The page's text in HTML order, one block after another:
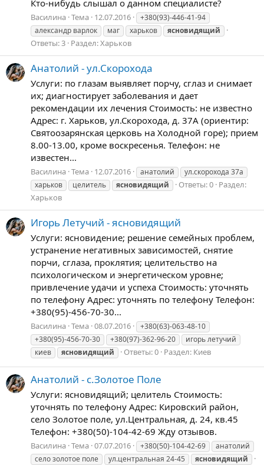
Кто-нибудь слышал о данном специалисте?
Василина Тема 12.07.2016
+380(93)-446-41-94
александр варлок
маг харьков ясновидящий
Ответы: 3 Раздел:Харьков
Анатолий - ул.Скорохода
Услуги: по глазам выявляет порчу, сглаз и снимает
их; диагностирует заболевания и дает
рекомендации их лечения Стоимость: не известно
Адрес: г. Харьков, ул.Скорохода, д. 37А (ориентир:
Святоозарянская церковь на Холодной горе); прием
8.00-13.00, кроме воскресенья. Телефон: не
известен...
Василина Тема 12.07.2016 анатолий
ул.скорохода 37а
харьков
целитель ясновидящий Ответы: 0 Раздел:
Харьков
Игорь Летучий - ясновидящий
Услуги: ясновидение; решение семейных проблем,
устранение негативных зависимостей, снятие
порчи, сглаза, проклятия; целительство на
психологическом и энергетическом уровне;
привлечение удачи и успеха Стоимость: уточнять
по телефону Адрес: уточнять по телефону Телефон:
+380(95)-456-70-30...
Василина Тема 08.07.2016
+380(63)-063-48-10
+380(95)-456-70-30
+380(97)-362-96-20
игорь летучий
киев
ясновидящий Ответы: 0 Раздел: Киев
Анатолий - с.Золотое Поле
Услуги: ясновидящий; целитель Стоимость:
уточнять по телефону Адрес: Кировский район,
село Золотое поле, ул.Центральная, д. 24, кв.45
Телефон: +380(50)-104-42-69 Жду отзывов.
Василина Тема 07.07.2016 +380(50)-104-42-69
анатолий
село золотое поле
ул.центральная 24-45 ясновидящий